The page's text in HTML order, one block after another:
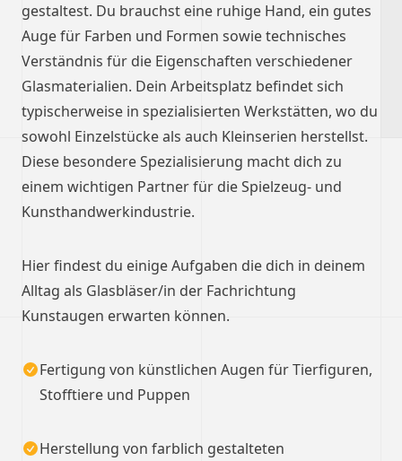
gestaltest. Du brauchst eine ruhige Hand, ein gutes
Auge für Farben und Formen sowie technisches
Verständnis für die Eigenschaften verschiedener
Glasmaterialien. Dein Arbeitsplatz befindet sich
typischerweise in spezialisierten Werkstätten, wo du
sowohl Einzelstücke als auch Kleinserien herstellst.
Diese besondere Spezialisierung macht dich zu
einem wichtigen Partner für die Spielzeug- und
Kunsthandwerkindustrie.
Hier findest du einige Aufgaben die dich in deinem
Alltag als Glasbläser/in der Fachrichtung
Kunstaugen erwarten können.
Fertigung von künstlichen Augen für Tierfiguren,
Stofftiere und Puppen
Herstellung von farblich gestalteten